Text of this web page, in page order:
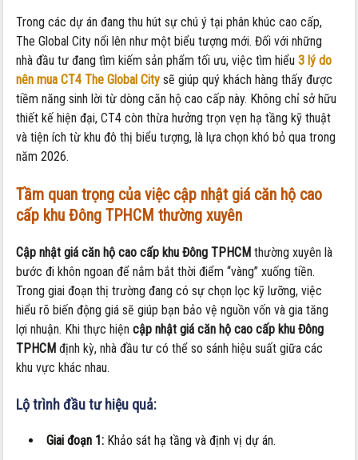
Trong các dự án đang thu hút sự chú ý tại phân khúc cao cấp,
The Global City nổi lên như một biểu tượng mới. Đối với những
nhà đầu tư đang tìm kiếm sản phẩm tối ưu, việc tìm hiểu3 lý do
nên mua CT4 The Global City sẽ giúp quý khách hàng thấy được
tiềm năng sinh lời từ dòng căn hộ cao cấp này. Không chỉ sở hữu
thiết kế hiện đại, CT4 còn thừa hưởng trọn vẹn hạ tầng kỹ thuật
và tiện ích từ khu đô thị biểu tượng, là lựa chọn khó bỏ qua trong
năm 2026.
Tầm quan trọng của việc cập nhật giá căn hộ cao
cấp khu Đông TPHCM thường xuyên
Cập nhật giá căn hộ cao cấp khu Đông TPHCM thường xuyên là
bước đi khôn ngoan để nắm bắt thời điểm “vàng” xuống tiền.
Trong giai đoạn thị trường đang có sự chọn lọc kỹ lưỡng, việc
hiểu rõ biến động giá sẽ giúp bạn bảo vệ nguồn vốn và gia tăng
lợi nhuận. Khi thực hiệncập nhật giá căn hộ cao cấp khu Đông
TPHCM định kỳ, nhà đầu tư có thể so sánh hiệu suất giữa các
khu vực khác nhau.
Lộ trình đầu tư hiệu quả:
Giai đoạn 1: Khảo sát hạ tầng và định vị dự án.